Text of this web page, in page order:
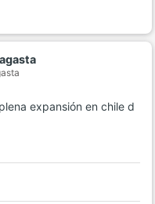
expansión en chile d